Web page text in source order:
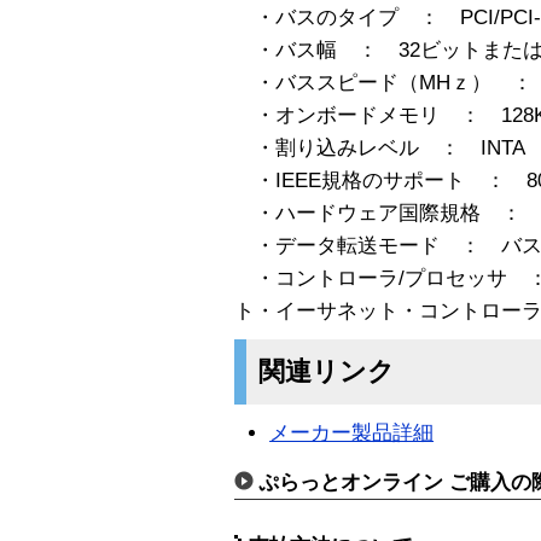
・バスのタイプ ： PCI/
・バス幅 ： 32ビットまたは
・バススピード（MHｚ） ：
・オンボードメモリ ：
・割り込みレベル ： INTA
・IEEE規格のサポート ：
・ハードウェア国際規格 ：
・データ転送モード ： バス
・コントローラ/プロセッサ
ト・イーサネット・コントローラ
関連リンク
メーカー製品詳細
ぷらっとオンライン ご購入の